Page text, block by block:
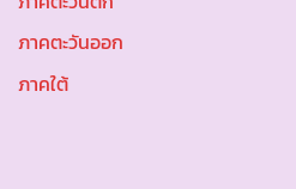
ภาคตะวันออก
ภาคใต้